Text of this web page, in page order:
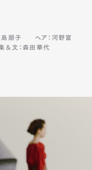
島朋子
ヘア：河野富
＆文：森田華代